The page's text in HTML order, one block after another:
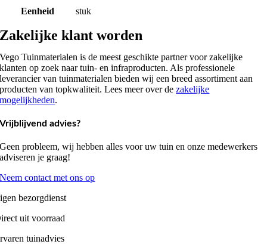
Eenheid stuk
Zakelijke klant worden
Vego Tuinmaterialen is de meest geschikte partner voor zakelijke
klanten op zoek naar tuin- en infraproducten. Als professionele
leverancier van tuinmaterialen bieden wij een breed assortiment aan
producten van topkwaliteit. Lees meer over dezakelijke
mogelijkheden.
Vrijblijvend advies?
Geen probleem, wij hebben alles voor uw tuin en onze medewerkers
adviseren je graag!
Neem contact met ons op
bezorgdienst
uit voorraad
tuinadvies